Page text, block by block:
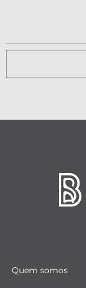
Quem somos